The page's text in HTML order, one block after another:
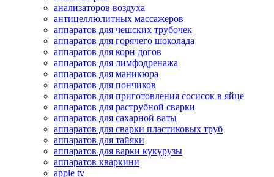
анализаторов воздуха
антицеллюлитных массажеров
аппаратов для чешских трубочек
аппаратов для горячего шоколада
аппаратов для корн догов
аппаратов для лимфодренажа
аппаратов для маникюра
аппаратов для пончиков
аппаратов для приготовления сосисок в яйце
аппаратов для раструбной сварки
аппаратов для сахарной ваты
аппаратов для сварки пластиковых труб
аппаратов для тайяки
аппаратов для варки кукурузы
аппаратов кваркини
apple tv